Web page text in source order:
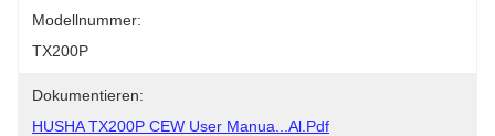
Modellnummer:
TX200P
Dokumentieren:
HUSHA TX200P CEW User Manua...al.pdf